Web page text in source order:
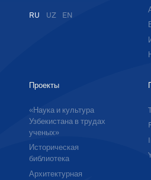
RU UZ EN
Проекты
«Наука и культура
Узбекистана в трудах
ученых»
Историческая
библиотека
Архитектурная